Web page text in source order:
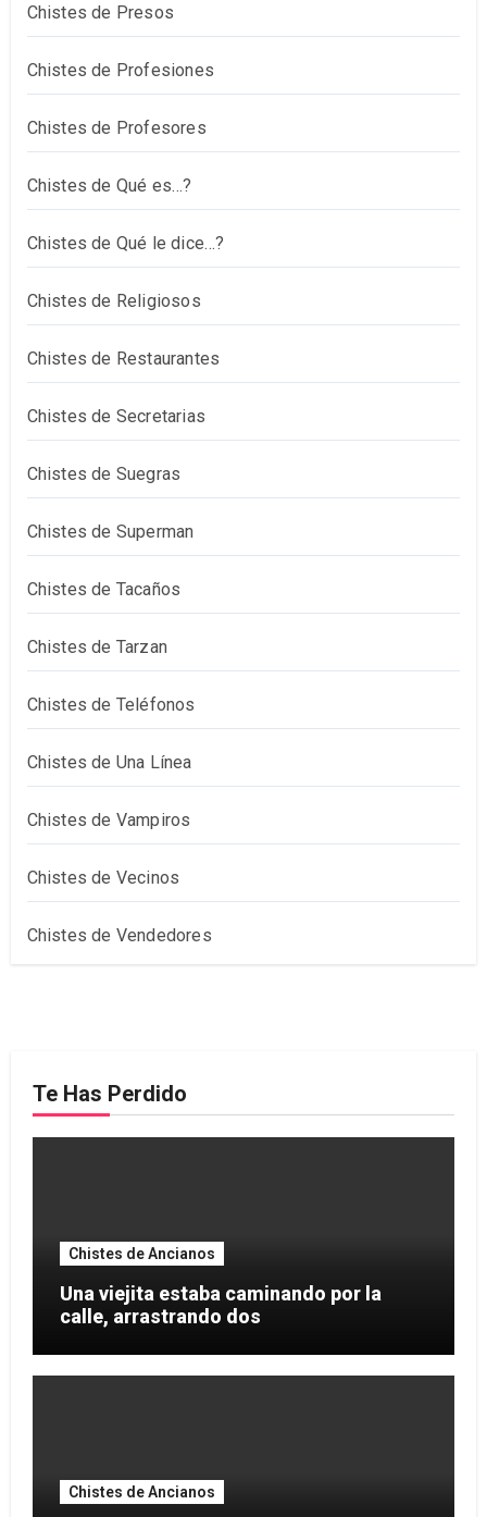
Chistes de Presos
Chistes de Profesiones
Chistes de Profesores
Chistes de Qué es…?
Chistes de Qué le dice…?
Chistes de Religiosos
Chistes de Restaurantes
Chistes de Secretarias
Chistes de Suegras
Chistes de Superman
Chistes de Tacaños
Chistes de Tarzan
Chistes de Teléfonos
Chistes de Una Línea
Chistes de Vampiros
Chistes de Vecinos
Chistes de Vendedores
Te Has Perdido
Chistes de Ancianos
Una viejita estaba caminando por la
calle, arrastrando dos
Chistes de Ancianos